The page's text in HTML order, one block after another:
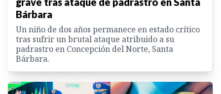
Bárbara
Un niño de dos años permanece en estado crítico
tras sufrir un brutal ataque atribuido a su
padrastro en Concepción del Norte, Santa
Bárbara.